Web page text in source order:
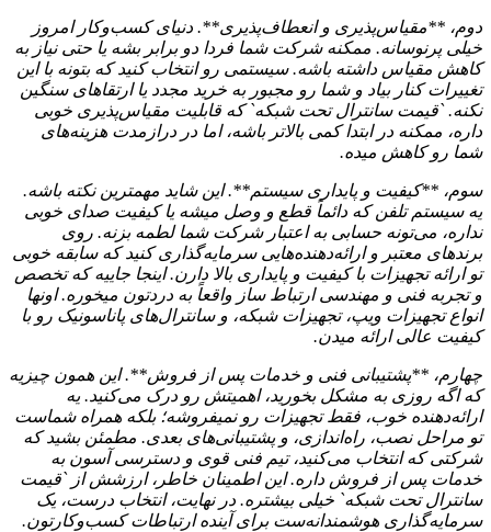
دوم، **مقیاس‌پذیری و انعطاف‌پذیری**. دنیای کسب‌وکار امروز
خیلی پرنوسانه. ممکنه شرکت شما فردا دو برابر بشه یا حتی نیاز به
کاهش مقیاس داشته باشه. سیستمی رو انتخاب کنید که بتونه با این
تغییرات کنار بیاد و شما رو مجبور به خرید مجدد یا ارتقاهای سنگین
نکنه. `قیمت سانترال تحت شبکه` که قابلیت مقیاس‌پذیری خوبی
داره، ممکنه در ابتدا کمی بالاتر باشه، اما در درازمدت هزینه‌های
شما رو کاهش میده.
سوم، **کیفیت و پایداری سیستم**. این شاید مهمترین نکته باشه.
یه سیستم تلفن که دائماً قطع و وصل میشه یا کیفیت صدای خوبی
نداره، می‌تونه حسابی به اعتبار شرکت شما لطمه بزنه. روی
برندهای معتبر و ارائه‌دهنده‌هایی سرمایه‌گذاری کنید که سابقه خوبی
تو ارائه تجهیزات با کیفیت و پایداری بالا دارن. اینجا جاییه که تخصص
و تجربه فنی و مهندسی ارتباط ساز واقعاً به دردتون میخوره. اونها
انواع تجهیزات ویپ، تجهیزات شبکه، و سانترال‌های پاناسونیک رو با
کیفیت عالی ارائه میدن.
چهارم، **پشتیبانی فنی و خدمات پس از فروش**. این همون چیزیه
که اگه روزی به مشکل بخورید، اهمیتش رو درک می‌کنید. یه
ارائه‌دهنده خوب، فقط تجهیزات رو نمیفروشه؛ بلکه همراه شماست
تو مراحل نصب، راه‌اندازی، و پشتیبانی‌های بعدی. مطمئن بشید که
شرکتی که انتخاب می‌کنید، تیم فنی قوی و دسترسی آسون به
خدمات پس از فروش داره. این اطمینان خاطر، ارزشش از `قیمت
سانترال تحت شبکه` خیلی بیشتره. در نهایت، انتخاب درست، یک
سرمایه‌گذاری هوشمندانه‌ست برای آینده ارتباطات کسب‌وکارتون.